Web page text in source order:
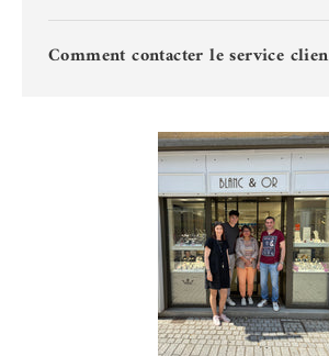
Comment contacter le service